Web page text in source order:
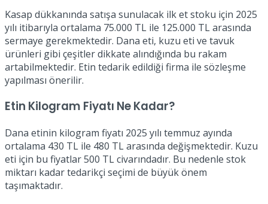
Kasap dükkanında satışa sunulacak ilk et stoku için 2025
yılı itibarıyla ortalama 75.000 TL ile 125.000 TL arasında
sermaye gerekmektedir. Dana eti, kuzu eti ve tavuk
ürünleri gibi çeşitler dikkate alındığında bu rakam
artabilmektedir. Etin tedarik edildiği firma ile sözleşme
yapılması önerilir.
Etin Kilogram Fiyatı Ne Kadar?
Dana etinin kilogram fiyatı 2025 yılı temmuz ayında
ortalama 430 TL ile 480 TL arasında değişmektedir. Kuzu
eti için bu fiyatlar 500 TL civarındadır. Bu nedenle stok
miktarı kadar tedarikçi seçimi de büyük önem
taşımaktadır.